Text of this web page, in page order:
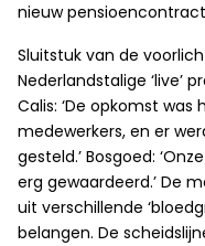
nieuw pensioencontract
Sluitstuk van de
Nederlandstalige ‘live’
Calis: ‘De opkomst was
medewerkers, en er
gesteld.’ Bosgoed:
erg gewaardeerd.’ De
uit verschillende
belangen. De